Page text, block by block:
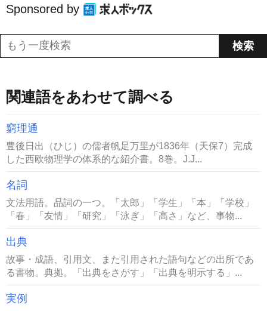
Sponsored by
関連語をあわせて調べる
窮理通
豊後日出（ひじ）の儒者帆足万里が1836年（天保7）完成
した西欧物理学の体系的な紹介書。8巻。J.J...
名詞
文法用語。品詞の一つ。「太郎」「学生」「本」「学校」
「春」「友情」「研究」「泳ぎ」「高さ」など、事物...
出典
故事・成語、引用文、また引用された語句などの出所であ
る書物。典拠。「出典をさがす」「出典を明示する」...
実例